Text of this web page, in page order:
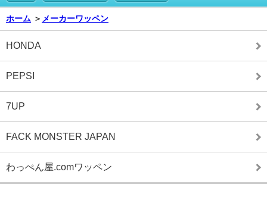
ホーム ＞ メーカーワッペン
HONDA
PEPSI
7UP
FACK MONSTER JAPAN
わっぺん屋.comワッペン